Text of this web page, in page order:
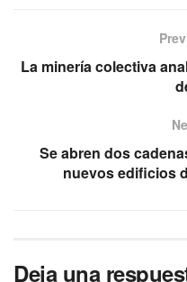
La minería colectiva
Se abren dos
nuevos edificios
Deja una